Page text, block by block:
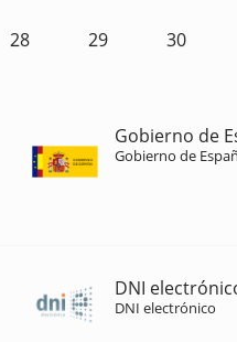
28 29 30
Gobierno de
Gobierno de
DNI
DNI electrónico